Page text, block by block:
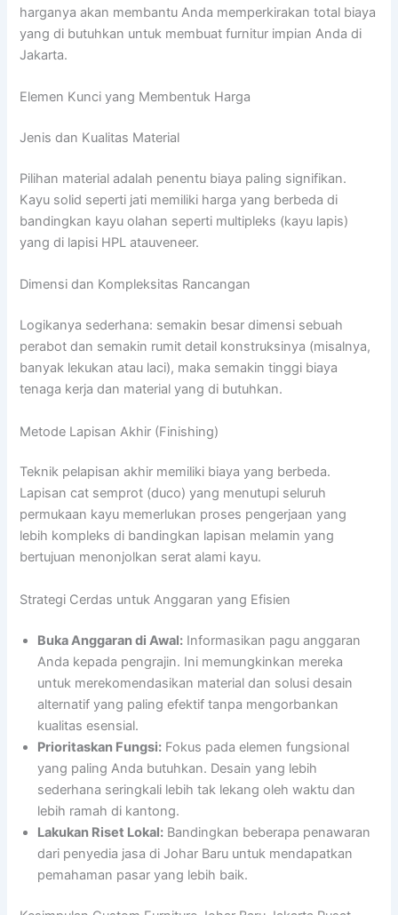
harganya akan membantu Anda memperkirakan total biaya
yang di butuhkan untuk membuat furnitur impian Anda di
Jakarta.
Elemen Kunci yang Membentuk Harga
Jenis dan Kualitas Material
Pilihan material adalah penentu biaya paling signifikan.
Kayu solid seperti jati memiliki harga yang berbeda di
bandingkan kayu olahan seperti multipleks (kayu lapis)
yang di lapisi HPL atauveneer.
Dimensi dan Kompleksitas Rancangan
Logikanya sederhana: semakin besar dimensi sebuah
perabot dan semakin rumit detail konstruksinya (misalnya,
banyak lekukan atau laci), maka semakin tinggi biaya
tenaga kerja dan material yang di butuhkan.
Metode Lapisan Akhir (Finishing)
Teknik pelapisan akhir memiliki biaya yang berbeda.
Lapisan cat semprot (duco) yang menutupi seluruh
permukaan kayu memerlukan proses pengerjaan yang
lebih kompleks di bandingkan lapisan melamin yang
bertujuan menonjolkan serat alami kayu.
Strategi Cerdas untuk Anggaran yang Efisien
Buka Anggaran di Awal: Informasikan pagu anggaran
Anda kepada pengrajin. Ini memungkinkan mereka
untuk merekomendasikan material dan solusi desain
alternatif yang paling efektif tanpa mengorbankan
kualitas esensial.
Prioritaskan Fungsi: Fokus pada elemen fungsional
yang paling Anda butuhkan. Desain yang lebih
sederhana seringkali lebih tak lekang oleh waktu dan
lebih ramah di kantong.
Lakukan Riset Lokal: Bandingkan beberapa penawaran
dari penyedia jasa di Johar Baru untuk mendapatkan
pemahaman pasar yang lebih baik.